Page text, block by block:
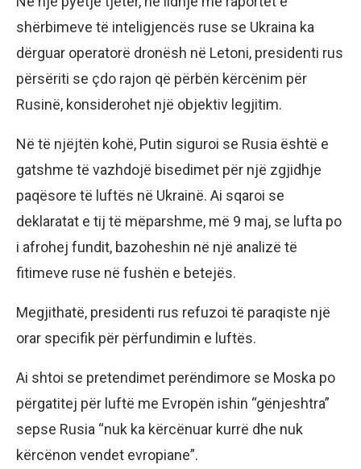
shërbimeve të inteligjencës ruse se Ukraina ka
dërguar operatorë dronësh në Letoni, presidenti rus
përsëriti se çdo rajon që përbën kërcënim për
Rusinë, konsiderohet një objektiv legjitim.
Në të njëjtën kohë, Putin siguroi se Rusia është e
gatshme të vazhdojë bisedimet për një zgjidhje
paqësore të luftës në Ukrainë. Ai sqaroi se
deklaratat e tij të mëparshme, më 9 maj, se lufta po
i afrohej fundit, bazoheshin në një analizë të
fitimeve ruse në fushën e betejës.
Megjithatë, presidenti rus refuzoi të paraqiste një
orar specifik për përfundimin e luftës.
Ai shtoi se pretendimet perëndimore se Moska po
përgatitej për luftë me Evropën ishin “gënjeshtra”
sepse Rusia “nuk ka kërcënuar kurrë dhe nuk
kërcënon vendet evropiane”.